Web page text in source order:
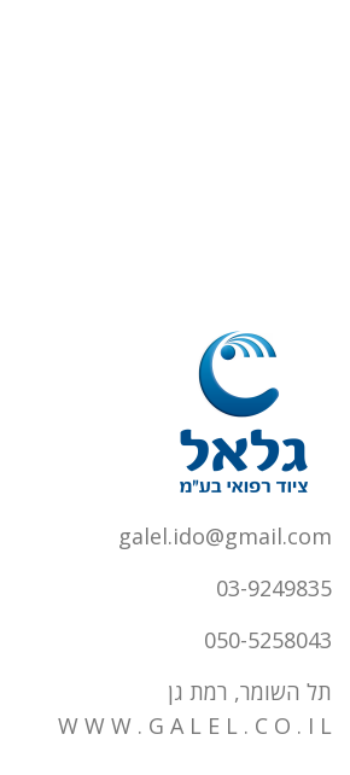
galel.ido@gmail.com
03-9249835
050-5258043
תל השומר, רמת גן
W W W . G A L E L . C O . I L